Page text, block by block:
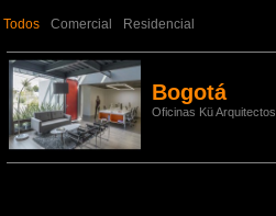
Todos Comercial Residencial
Bogotá
Oficinas Kü Arquitectos